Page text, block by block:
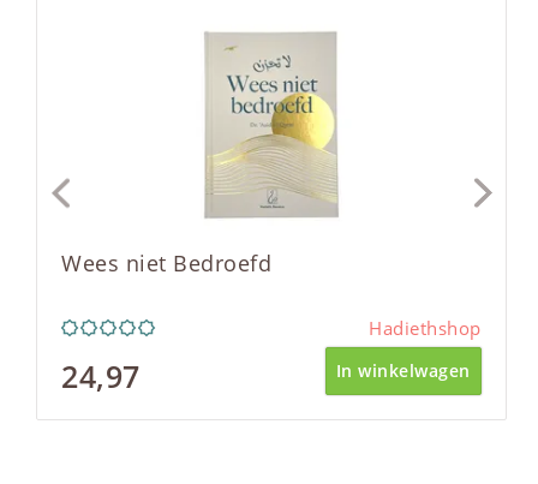
Wees niet Bedroefd
Hadiethshop
24,97 In winkelwagen